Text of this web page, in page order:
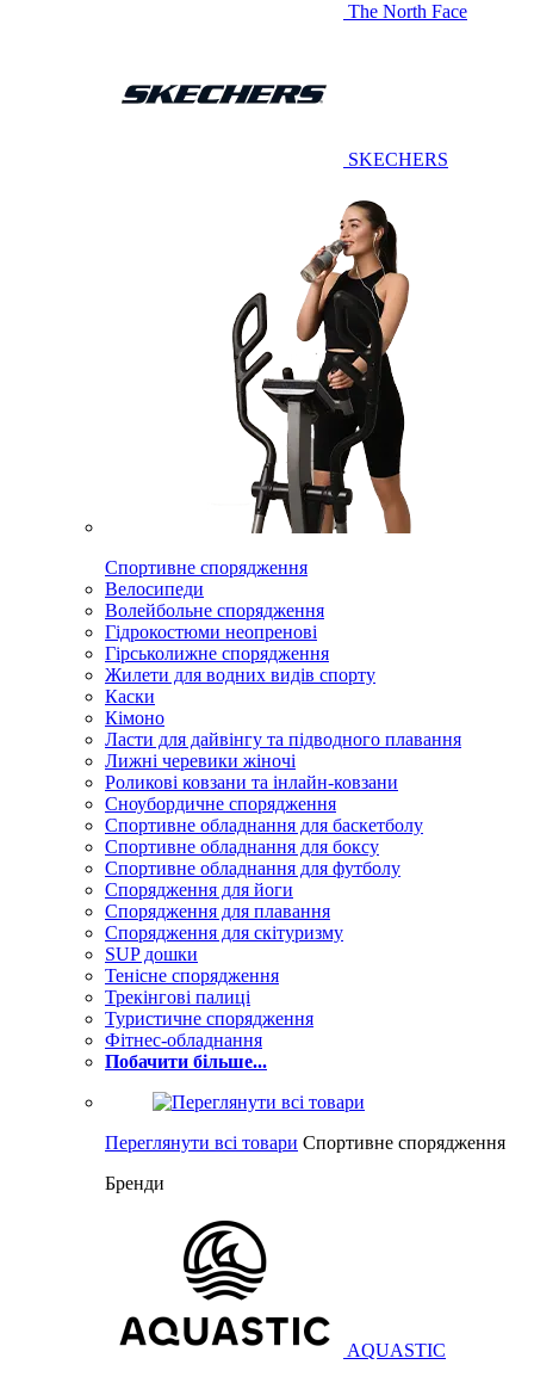
The North Face
SKECHERS
Спортивне спорядження
Велосипеди
Волейбольне спорядження
Гідрокостюми неопренові
Гірськолижне спорядження
Жилети для водних видів спорту
Каски
Кімоно
Ласти для дайвінгу та підводного плавання
Лижні черевики жіночі
Роликові ковзани та інлайн-ковзани
Сноубордичне спорядження
Спортивне обладнання для баскетболу
Спортивне обладнання для боксу
Спортивне обладнання для футболу
Спорядження для йоги
Спорядження для плавання
Спорядження для скітуризму
SUP дошки
Тенісне спорядження
Трекінгові палиці
Туристичне спорядження
Фітнес-обладнання
Побачити більше...
Переглянути всі товари Спортивне спорядження
Бренди
AQUASTIC